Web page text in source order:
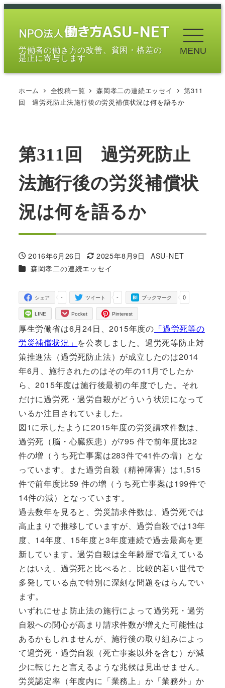
メ
労働者の働き方の改善、貧困・格差の
是正に寄与します
MENU
ホーム 全投稿一覧 森岡孝二の連続エッセイ
第311
回 過労死防止法施行後の労災補償状況は何を語るか
第311回 過労死防止
法施行後の労災補償状
況は何を語るか
投稿日
2016年6月26日
更新日
2025年8月9日
著
ASU-NET
カテゴリー
森岡孝二の連続エッセイ
-
シェア -
ツイート 0
ブックマーク
LINE Pocket Pinterest
厚生労働省は6月24日、2015年度の 「過労死等の
労災補償状況」 を公表しました。過労死等防止対
策推進法（過労死防止法）が成立したのは2014
年6月、施行されたのはその年の11月でしたか
ら、2015年度は施行後最初の年度でした。それ
だけに過労死・過労自殺がどういう状況になって
いるか注目されていました。
図1に示したように2015年度の労災請求件数は、
過労死（脳・心臓疾患）が795 件で前年度比32
件の増（うち死亡事案は283件で41件の増）とな
っています。また過労自殺（精神障害）は1,515
件で前年度比59 件の増（うち死亡事案は199件で
14件の減）となっています。
過去数年を見ると、労災請求件数は、過労死では
高止まりで推移していますが、過労自殺では13年
度、14年度、15年度と3年度連続で過去最高を更
新しています。過労自殺は全年齢層で増えている
とはいえ、過労死と比べると、比較的若い世代で
多発している点で特別に深刻な問題をはらんでい
ます。
いずれにせよ防止法の施行によって過労死・過労
自殺への関心が高まり請求件数が増えた可能性は
あるかもしれませんが、施行後の取り組みによっ
て過労死・過労自殺（死亡事案以外を含む）が減
少に転じたと言えるような兆候は見出せません。
労災認定率（年度内に「業務上」か「業務外」か